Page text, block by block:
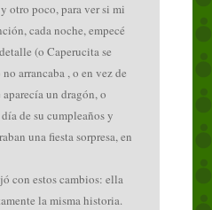
otro poco, para ver si mi
cada noche, empecé
(o Caperucita se
arrancaba , o en vez de
un dragón, o
de su cumpleaños y
una fiesta sorpresa, en
con estos cambios: ella
la misma historia.